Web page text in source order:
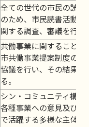
全ての世代の市民の読書
のため、市民読書活動推
関する調査、審議を行う
共働事業に関すること及
市共働事業提案制度の実
協議を行い、その結果を
る。
シン・コミュニティ構想
各種事業への意見及び助
で活躍する多様な主体間